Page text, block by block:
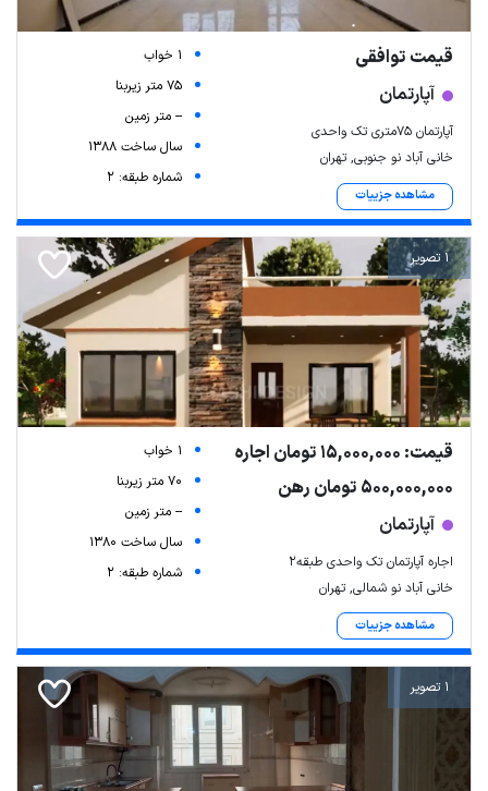
قیمت توافقی
آپارتمان
آپارتمان ۷۵متری تک واحدی
خانی آباد نو جنوبی, تهران
مشاهده جزییات
1 خواب
75 متر زیربنا
-- متر زمین
سال ساخت 1388
شماره طبقه: 2
1 تصویر
قیمت: 15,000,000 تومان اجاره
500,000,000 تومان رهن
آپارتمان
اجاره آپارتمان تک واحدی طبقه۲
خانی آباد نو شمالی, تهران
مشاهده جزییات
1 خواب
70 متر زیربنا
-- متر زمین
سال ساخت 1380
شماره طبقه: 2
1 تصویر